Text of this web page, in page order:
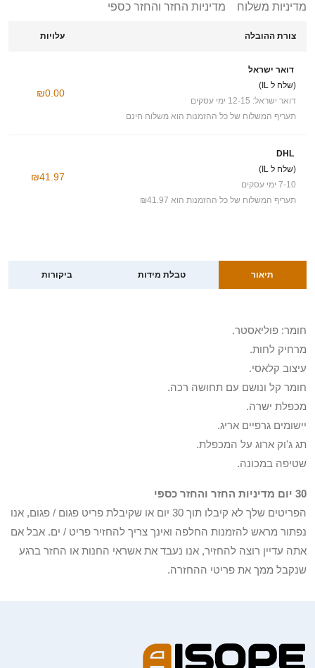
מדיניות משלוח מדיניות החזר והחזר כספי
צורת ההובלה עלויות
דואר ישראל
(שלח ל IL)
דואר ישראל: 12-15 ימי עסקים
תעריף המשלוח של כל ההזמנות הוא משלוח חינם
₪0.00
DHL
(שלח ל IL)
7-10 ימי עסקים
תעריף המשלוח של כל ההזמנות הוא ₪41.97
₪41.97
תיאור טבלת מידות ביקורות
חומר: פוליאסטר.
מרחיק לחות.
עיצוב קלאסי.
חומר קל ונושם עם תחושה רכה.
מכפלת ישרה.
יישומים גרפיים אריג.
תג ג'וק ארוג על המכפלת.
שטיפה במכונה.
30 יום מדיניות החזר והחזר כספי
הפריטים שלך לא קיבלו תוך 30 יום או שקיבלת פריט פגום / פגום, אנו
נפתור מראש להזמנות החלפה ואינך צריך להחזיר פריט / ים. אבל אם
אתה עדיין רוצה להחזיר, אנו נעבד את אשראי החנות או החזר ברגע
שנקבל ממך את פריטי ההחזרה.